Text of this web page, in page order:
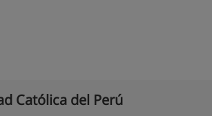
Católica del Perú